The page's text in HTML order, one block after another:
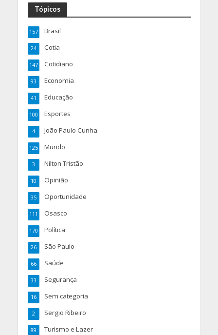
Tópicos
Brasil
157
Cotia
24
Cotidiano
147
Economia
93
Educação
41
Esportes
100
João Paulo Cunha
4
Mundo
125
Nilton Tristão
3
Opinião
10
Oportunidade
35
Osasco
111
Política
170
São Paulo
26
Saúde
66
Segurança
33
Sem categoria
16
Sergio Ribeiro
2
Turismo e Lazer
89